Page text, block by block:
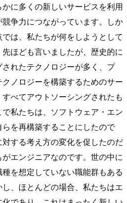
に多くの新しいサービスを利用
争力につながっています。しか
は、私たちが何をしようとして
ほども言いましたが、歴史的に
れたテクノロジーが多く、プ
ノロジーを構築するためのサー
べてアウトソーシングされたも
私たちは、ソフトウェア・エン
を再構築することにしたので
する考え方の変化を促したのだ
エンジニアなのです。世の中に
を想定していない職能群もある
、ほとんどの場合、私たちはエ